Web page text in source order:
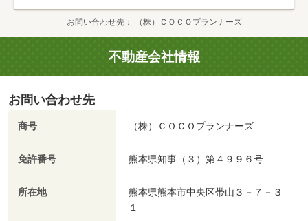
お問い合わせ先 （株）ＣＯＣＯプランナーズ
不動産会社情報
お問い合わせ先
商号 （株）ＣＯＣＯプランナーズ
免許番号 熊本県知事（３）第４９９６号
所在地
熊本県熊本市中央区帯山３－７－３
１